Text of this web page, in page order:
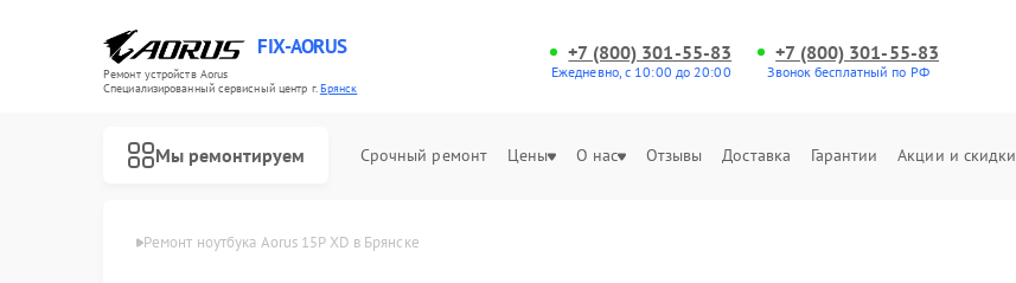
FIX-AORUS
Ремонт устройств Aorus
Специализированный cервисный центр г.Брянск
+7 (800) 301-55-83
Ежедневно, с 10:00 до 20:00
+7 (800) 301-55-83
Звонок бесплатный по РФ
Мы ремонтируем Срочный ремонт Цены О нас Отзывы Доставка Гарантии Акции и скидки
Ремонт ноутбука Aorus 15P XD в Брянске